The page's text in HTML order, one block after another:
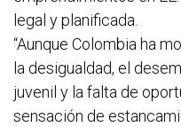
legal y planificada.
“Aunque Colombia ha
la desigualdad, el
juvenil y la falta de
sensación de